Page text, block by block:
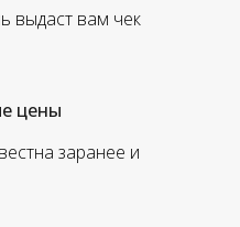
выдаст вам чек
заранее и
цены